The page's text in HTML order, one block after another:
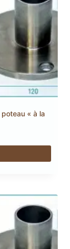
« à la